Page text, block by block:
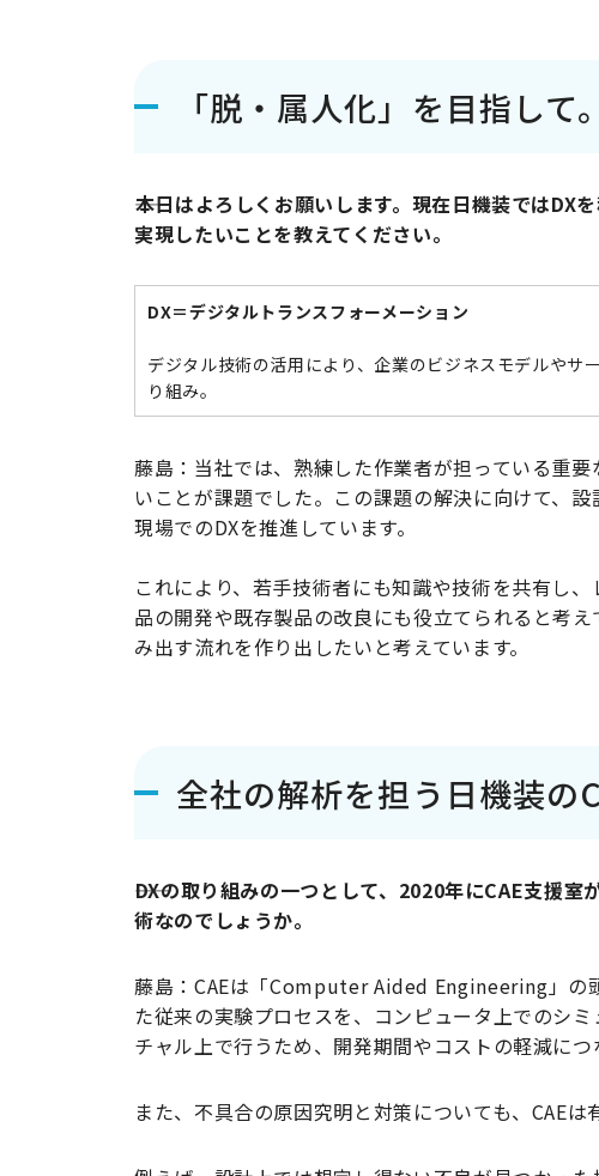
「脱・属人化」を目指し
――本日はよろしくお願いします。現在日機装では
実現したいことを教えてください。
DX＝デジタルトランスフォーメーション
デジタル技術の活用により、企業のビジネスモデルや
り組み。
藤島：当社では、熟練した作業者が担っている重
いことが課題でした。この課題の解決に向けて、
現場でのDXを推進しています。
これにより、若手技術者にも知識や技術を共有し
品の開発や既存製品の改良にも役立てられると考
み出す流れを作り出したいと考えています。
全社の解析を担う日機装の
――DXの取り組みの一つとして、2020年にCAE支援
術なのでしょうか。
藤島：CAEは「Computer Aided Engineering」の
た従来の実験プロセスを、コンピュータ上でのシ
チャル上で行うため、開発期間やコストの軽減につ
また、不具合の原因究明と対策についても、CAEは